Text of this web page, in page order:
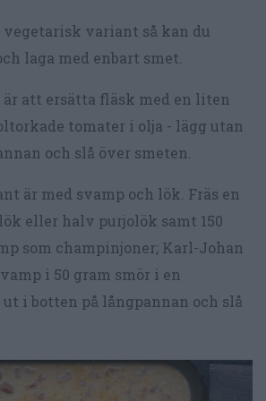
variant så kan du
laga med enbart smet.
att ersätta fläsk med en liten
tomater i olja - lägg utan
och slå över smeten.
är med svamp och lök. Fräs en
eller halv purjolök samt 150
som champinjoner; Karl-Johan
i 50 gram smör i en
i botten på långpannan och slå